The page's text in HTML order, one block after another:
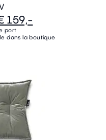
159,-
port
dans la boutique